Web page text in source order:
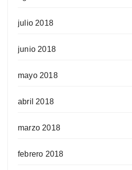
julio 2018
junio 2018
mayo 2018
abril 2018
marzo 2018
febrero 2018